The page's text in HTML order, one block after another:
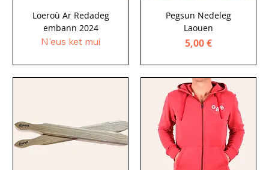
Loeroù Ar Redadeg
embann 2024
N'eus ket mui
Pegsun Nedeleg
Laouen
Price
5,00 €